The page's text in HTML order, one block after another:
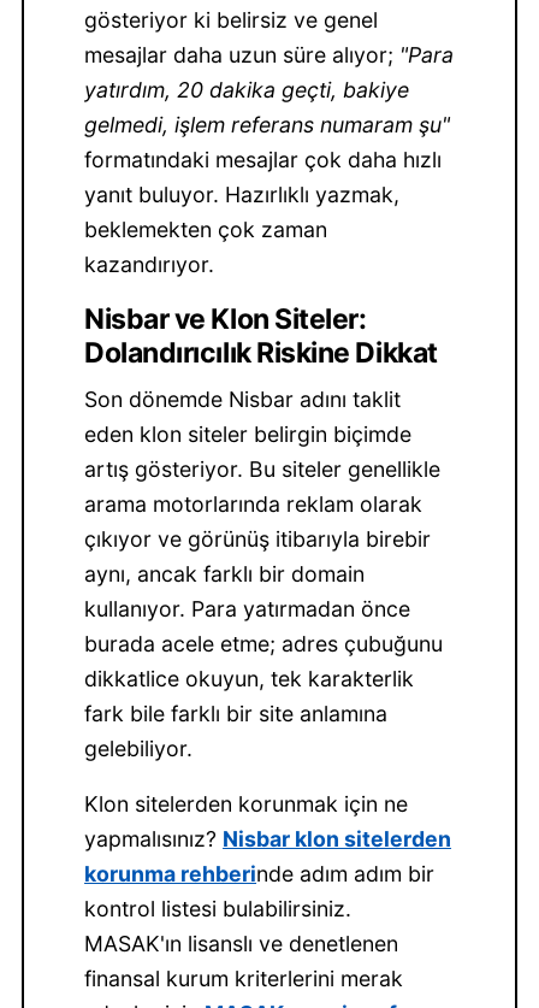
gösteriyor ki belirsiz ve genel
mesajlar daha uzun süre alıyor; "Para
yatırdım, 20 dakika geçti, bakiye
gelmedi, işlem referans numaram şu"
formatındaki mesajlar çok daha hızlı
yanıt buluyor. Hazırlıklı yazmak,
beklemekten çok zaman
kazandırıyor.
Nisbar ve Klon Siteler:
Dolandırıcılık Riskine Dikkat
Son dönemde Nisbar adını taklit
eden klon siteler belirgin biçimde
artış gösteriyor. Bu siteler genellikle
arama motorlarında reklam olarak
çıkıyor ve görünüş itibarıyla birebir
aynı, ancak farklı bir domain
kullanıyor. Para yatırmadan önce
burada acele etme; adres çubuğunu
dikkatlice okuyun, tek karakterlik
fark bile farklı bir site anlamına
gelebiliyor.
Klon sitelerden korunmak için ne
yapmalısınız? Nisbar klon sitelerden
korunma rehberinde adım adım bir
kontrol listesi bulabilirsiniz.
MASAK'ın lisanslı ve denetlenen
finansal kurum kriterlerini merak